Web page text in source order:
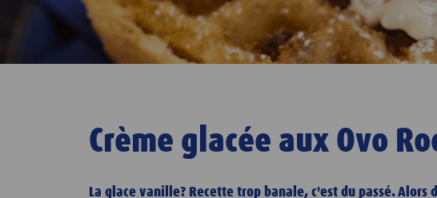
Crème glacée aux Ovo
La glace vanille? Recette trop banale, c'est du passé.